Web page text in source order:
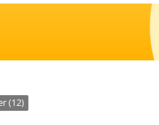
(12)